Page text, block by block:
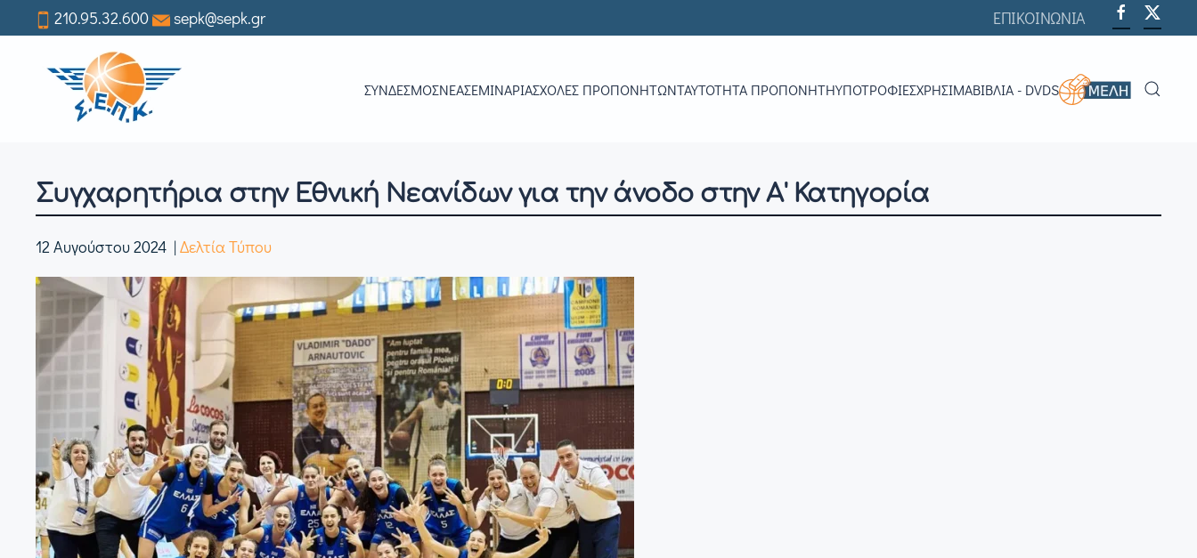
to
content
210.95.32.600 sepk@sepk.gr ΕΠΙΚΟΙΝΩΝΙΑ
ΣΥΝΔΕΣΜΟΣΝΕΑΣΕΜΙΝΆΡΙΑΣΧΟΛΈΣ ΠΡΟΠΟΝΗΤΏΝΤΑΥΤΌΤΗΤΑ ΠΡΟΠΟΝΗΤΉΥΠΟΤΡΟΦΊΕΣΧΡΗΣΙΜΑΒΙΒΛΊΑ - DVDS
Συγχαρητήρια στην Εθνική Νεανίδων για την άνοδο στην Α' Κατηγορία
12 Αυγούστου 2024 |Δελτία Τύπου